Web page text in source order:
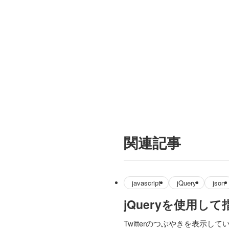
関連記事
javascript jQuery json
jQueryを使用して
Twitterのつぶやきを表示して